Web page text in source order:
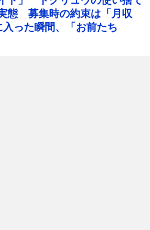
態 募集時の約束は「月収
った瞬間、「お前たち